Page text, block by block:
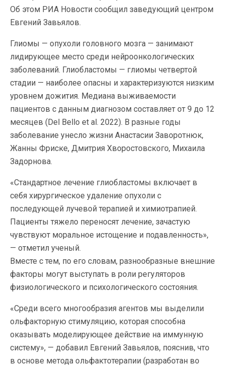
Об этом РИА Новости сообщил заведующий центром
Евгений Завьялов.
Глиомы — опухоли головного мозга — занимают
лидирующее место среди нейроонкологических
заболеваний. Глиобластомы — глиомы четвертой
стадии — наиболее опасны и характеризуются низким
уровнем дожития. Медиана выживаемости
пациентов с данным диагнозом составляет от 9 до 12
месяцев (Del Bello et al. 2022). В разные годы
заболевание унесло жизни Анастасии Заворотнюк,
Жанны Фриске, Дмитрия Хворостовского, Михаила
Задорнова.
«Стандартное лечение глиобластомы включает в
себя хирургическое удаление опухоли с
последующей лучевой терапией и химиотрапией.
Пациенты тяжело переносят лечение, зачастую
чувствуют моральное истощение и подавленность»,
— отметил ученый.
Вместе с тем, по его словам, разнообразные внешние
факторы могут выступать в роли регуляторов
физиологического и психологического состояния.
«Среди всего многообразия агентов мы выделили
ольфакторную стимуляцию, которая способна
оказывать моделирующее действие на иммунную
систему», — добавил Евгений Завьялов, пояснив, что
в основе метода ольфактотерапии (разработан во